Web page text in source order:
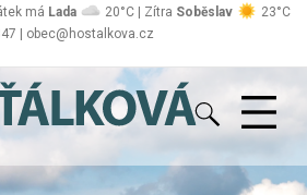
| obec@hostalkova.cz
má Lada 20°C | Zítra Soběslav 23°C